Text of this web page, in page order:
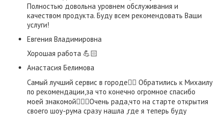
Полностью довольна уровнем обслуживания и
качеством продукта. Буду всем рекомендовать Ваши
услуги!
Евгения Владимировна
Хорошая работа 💪🏻
​Анастасия Белимова
Самый лучший сервис в городе👌🏼 Обратились к Михаилу
по рекомендации,за что конечно огромное спасибо
моей знакомой👍🏼😃Очень рада,что на старте открытия
своего шоу-рума сразу нашла ,где я теперь буду